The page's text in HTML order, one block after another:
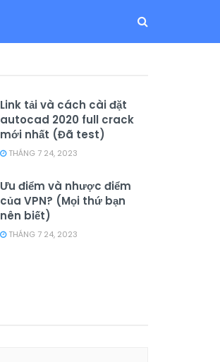
Link tải và cách cài đặt
autocad 2020 full crack
mới nhất (Đã test)
THÁNG 7 24, 2023
Ưu điểm và nhược điểm
của VPN? (Mọi thứ bạn
nên biết)
THÁNG 7 24, 2023